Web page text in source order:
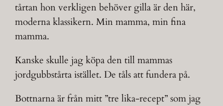
tårtan hon verkligen behöver gilla är den här,
moderna klassikern. Min mamma, min fina
mamma.
Kanske skulle jag köpa den till mammas
jordgubbstårta istället. De tåls att fundera på.
Bottnarna är från mitt ”tre lika-recept” som jag